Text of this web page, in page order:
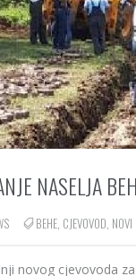
NASELJA
BEHE, CJEVOVOD, NOVI
novog cjevovoda